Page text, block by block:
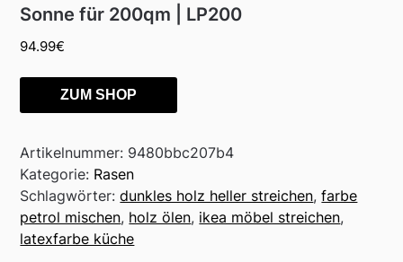
Sonne für 200qm | LP200
94.99€
ZUM SHOP
Artikelnummer: 9480bbc207b4
Kategorie: Rasen
Schlagwörter:dunkles holz heller streichen,farbe
petrol mischen, holz ölen, ikea möbel streichen,
latexfarbe küche